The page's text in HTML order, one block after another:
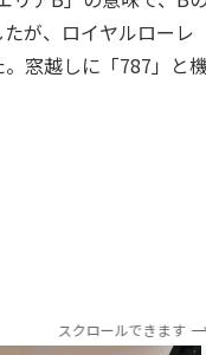
が、ロイヤルローレ
窓越しに「787」と
スクロールできます